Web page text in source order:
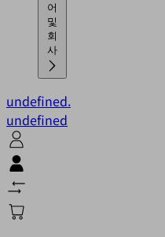
어
및
회
undefined.
undefined